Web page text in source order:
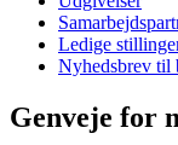
Ledige
Nyhedsbrev til
Genveje for